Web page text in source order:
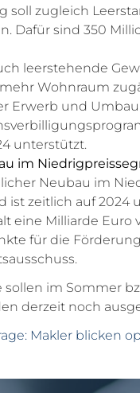
soll zugleich
Dafür sind 350
leerstehende
Wohnraum
Erwerb und
unterstützt.
im
Neubau im
ist zeitlich auf 2024
eine Milliarde Euro
für die
im Sommer
derzeit noch